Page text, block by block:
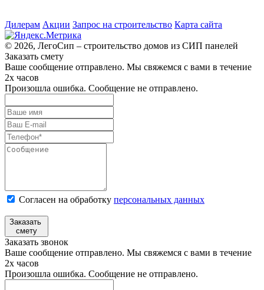
Дилерам Акции Запрос на строительство Карта сайта
© 2026, ЛегоСип – строительство домов из СИП панелей
Заказать смету
Ваше сообщение отправлено. Мы свяжемся с вами в течение
2х часов
Произошла ошибка. Сообщение не отправлено.
Согласен на обработку персональных данных
Заказать
смету
Заказать звонок
Ваше сообщение отправлено. Мы свяжемся с вами в течение
2х часов
Произошла ошибка. Сообщение не отправлено.